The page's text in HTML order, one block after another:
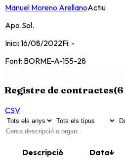
Manuel Moreno ArellanoActiu
Apo.Sol.
Inici: 16/08/2022Fi: -
Font: BORME-A-155-28
Registre de contractes(6
CSV
Descripció Data↓